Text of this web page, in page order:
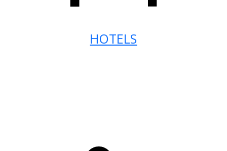
HOTELS